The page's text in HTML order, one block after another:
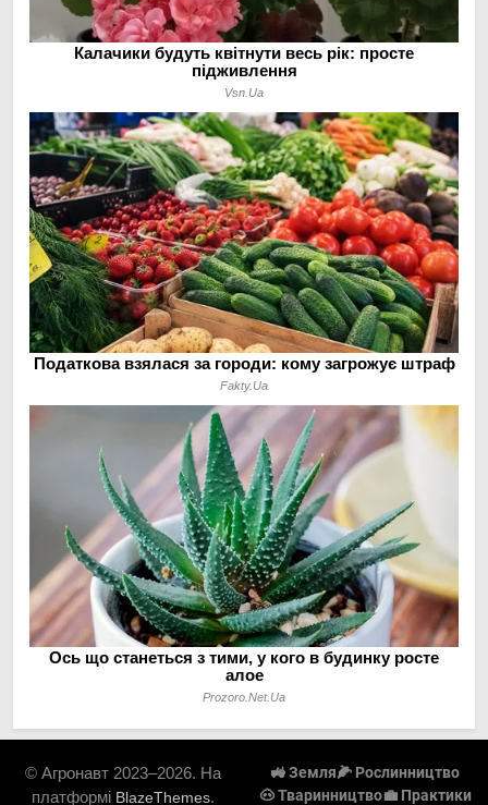
© Агронавт 2023–2026. На
платформі BlazeThemes.
🚜 Земля🌽 Рослинництво
🐽 Тваринництво💼 Практики